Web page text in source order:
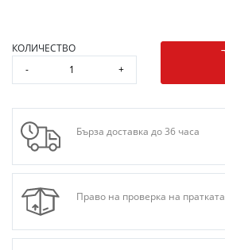
КОЛИЧЕСТВО
-
+
Бърза доставка до 36 часа
Право на проверка на пратката